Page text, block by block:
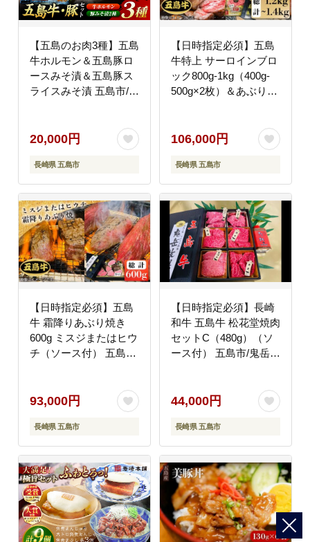
【五島のお肉3種】五島
牛ホルモン＆五島豚ロ
ースみそ漬＆五島豚ス
ライスみそ漬 五島市/肉
ンド 詰め合わせ
20,000円
長崎県 五島市
【日時指定必須】五島
牛特上 サーロインブロ
ック800g-1kg（400g-
500g×2枚）＆あぶり焼
国産牛 牛肉 ブランド牛
106,000円
長崎県 五島市
【日時指定必須】五島
牛 霜降りあぶり焼き
600g ミスジまたはヒウ
チ（ソース付） 五島市/
ンド牛 セット
93,000円
長崎県 五島市
【日時指定必須】長崎
和牛 五島牛 松花堂焼肉
セットC（480g）（ソ
ース付） 五島市/鬼岳牧
44,000円
長崎県 五島市